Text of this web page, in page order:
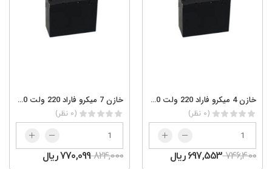
خازن 4 میکرو فاراد 220 ولت AC 4/220
(0 نظر)
746,400697,553 ریال
خازن 7 میکرو فاراد 220 ولت AC 7/220
(0 نظر)
824,000770,099 ریال